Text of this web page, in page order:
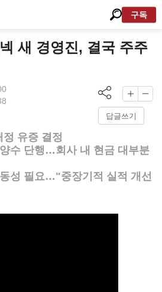
구독
새 경영진, 결국 주주
답글쓰기
유증 결정
수 단행…회사 내 현금 대부분
성 필요…"중장기적 실적 개선